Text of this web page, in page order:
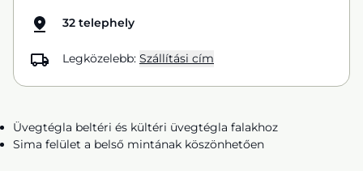
32 telephely
Legközelebb: Szállítási cím
Üvegtégla beltéri és kültéri üvegtégla falakhoz
Sima felület a belső mintának köszönhetően